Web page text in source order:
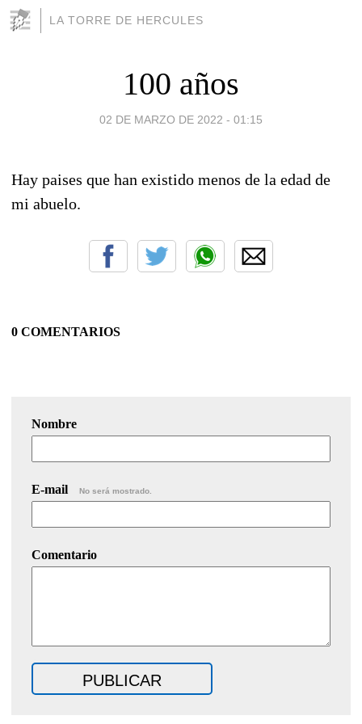
LA TORRE DE HERCULES
100 años
02 DE MARZO DE 2022 - 01:15
Hay paises que han existido menos de la edad de
mi abuelo.
0 COMENTARIOS
Nombre
E-mail No será mostrado.
Comentario